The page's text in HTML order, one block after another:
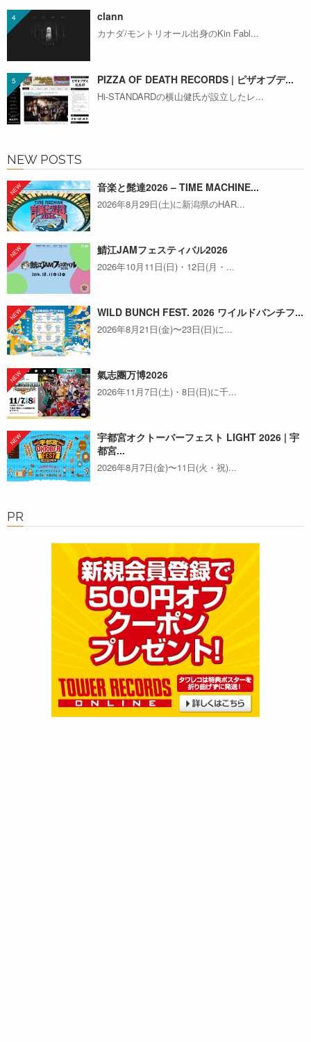
clann
カナダ/モントリオール出身のKin Fabl...
PIZZA OF DEATH RECORDS | ピザオブデ...
Hi-STANDARDの横山健氏が設立したレ...
NEW POSTS
音楽と髭達2026 – TIME MACHINE...
2026年8月29日(土)に新潟県のHAR...
鯖江JAMフェスティバル2026
2026年10月11日(日)・12日(月・...
WILD BUNCH FEST. 2026 ワイルドバンチフ...
2026年8月21日(金)〜23日(日)に...
氣志團万博2026
2026年11月7日(土)・8日(日)に千...
宇都宮オクトーバーフェスト LIGHT 2026 | 宇
都宮...
2026年8月7日(金)〜11日(火・祝)...
PR